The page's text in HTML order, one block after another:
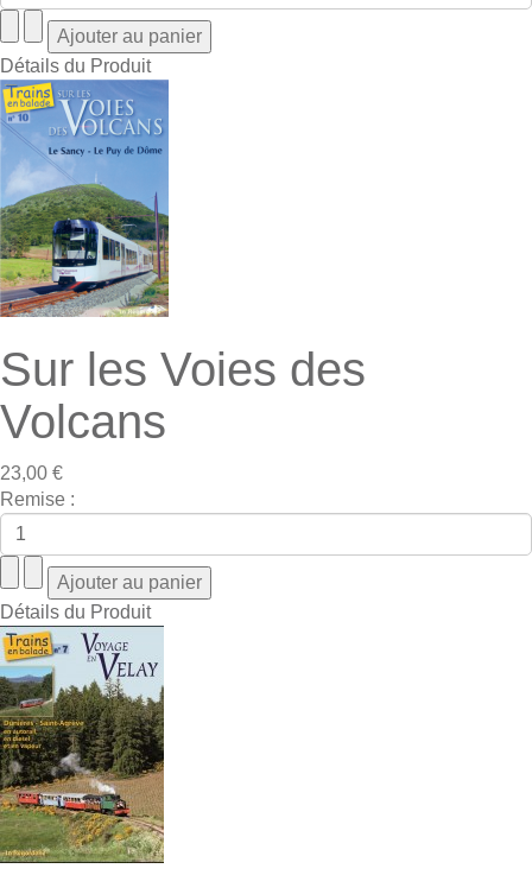
Détails du Produit
Sur les Voies des
Volcans
23,00 €
Remise :
Détails du Produit